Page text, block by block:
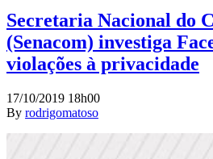
Secretaria Nacional do
(Senacom) investiga
violações à privacidade
17/10/2019 18h00
By rodrigomatoso